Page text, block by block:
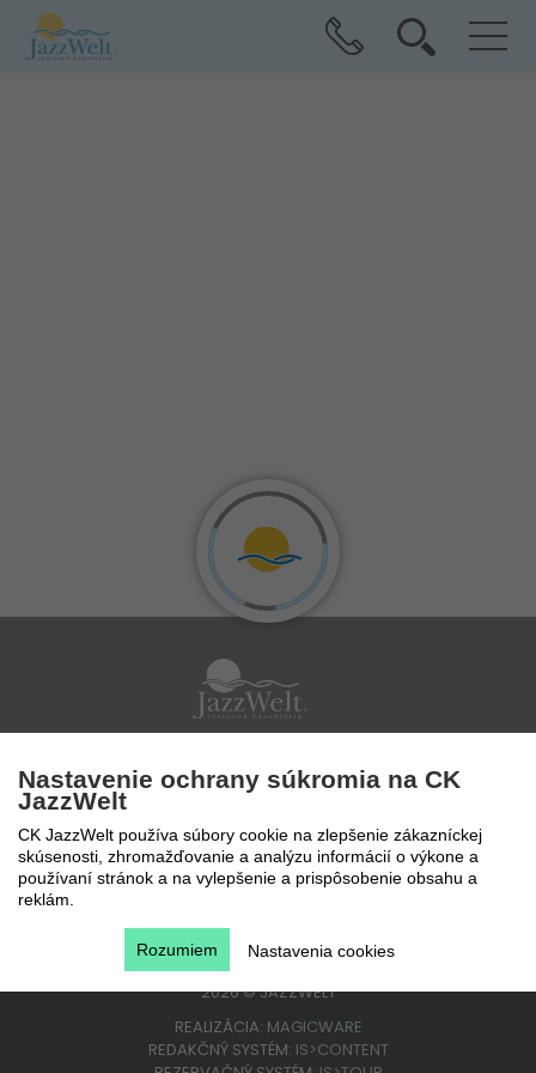
Po - Pi 9 - 17 hod
0850 777 888
2026©JAZZWELT
REALIZÁCIA: MAGICWARE
REDAKČNÝ SYSTÉM: IS>CONTENT
Nastavenie ochrany súkromia na CK
JazzWelt
CK JazzWelt používa súbory cookie na zlepšenie zákazníckej
skúsenosti, zhromažďovanie a analýzu informácií o výkone a
používaní stránok a na vylepšenie a prispôsobenie obsahu a
reklám.
Nastavenia cookies
Rozumiem